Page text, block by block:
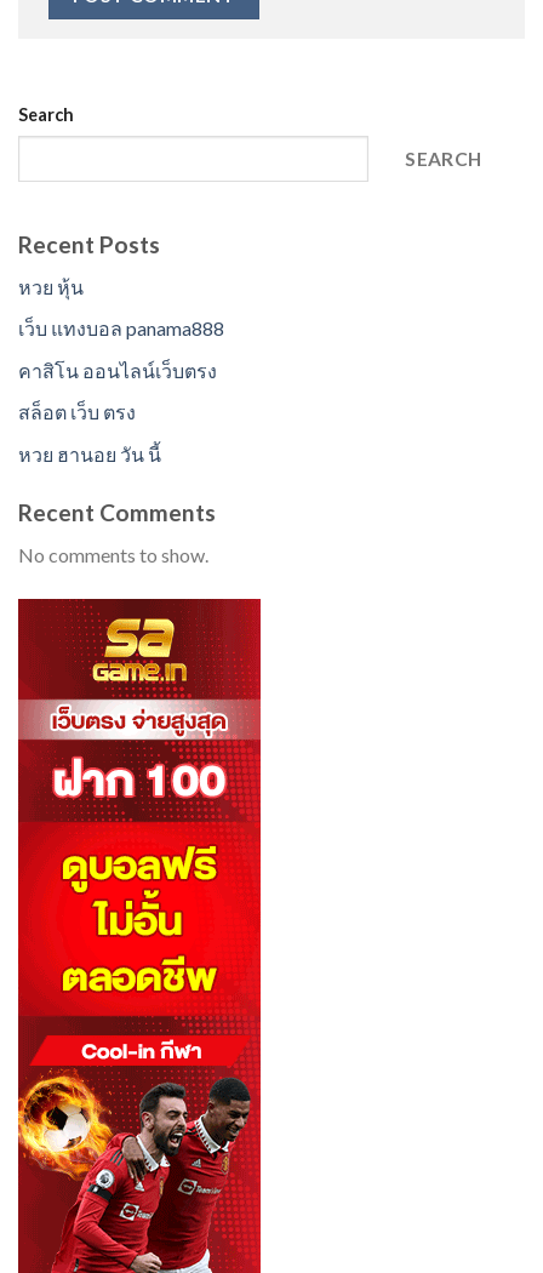
Search
SEARCH
Recent Posts
หวย หุ้น
เว็บ แทงบอล panama888
คาสิโน ออนไลน์เว็บตรง
สล็อต เว็บ ตรง
หวย ฮานอย วัน นี้
Recent Comments
No comments to show.